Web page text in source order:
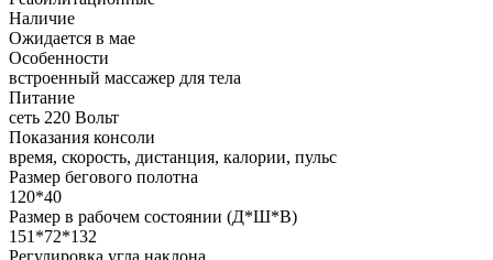
Наличие
Ожидается в мае
Особенности
встроенный массажер для тела
Питание
сеть 220 Вольт
Показания консоли
время, скорость, дистанция, калории, пульс
Размер бегового полотна
120*40
Размер в рабочем состоянии (Д*Ш*В)
151*72*132
Регулировка угла наклона